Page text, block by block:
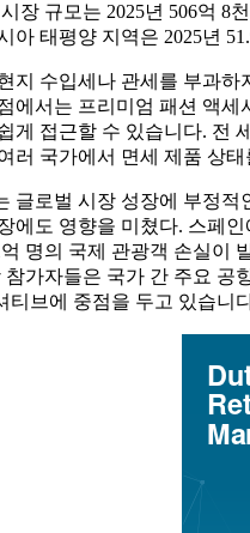
장 규모는 2025년 506억 8
아 태평양 지역은 2025년
지 수입세나 관세를 부과
에서는 프리미엄 패션 액
게 접근할 수 있습니다. 전
러 국가에서 면세 제품 상
글로벌 시장 성장에 부정
에도 영향을 미쳤다. 스페
명의 국제 관광객 손실이
참가자들은 국가 간 주요 공
티브에 중점을 두고 있습니